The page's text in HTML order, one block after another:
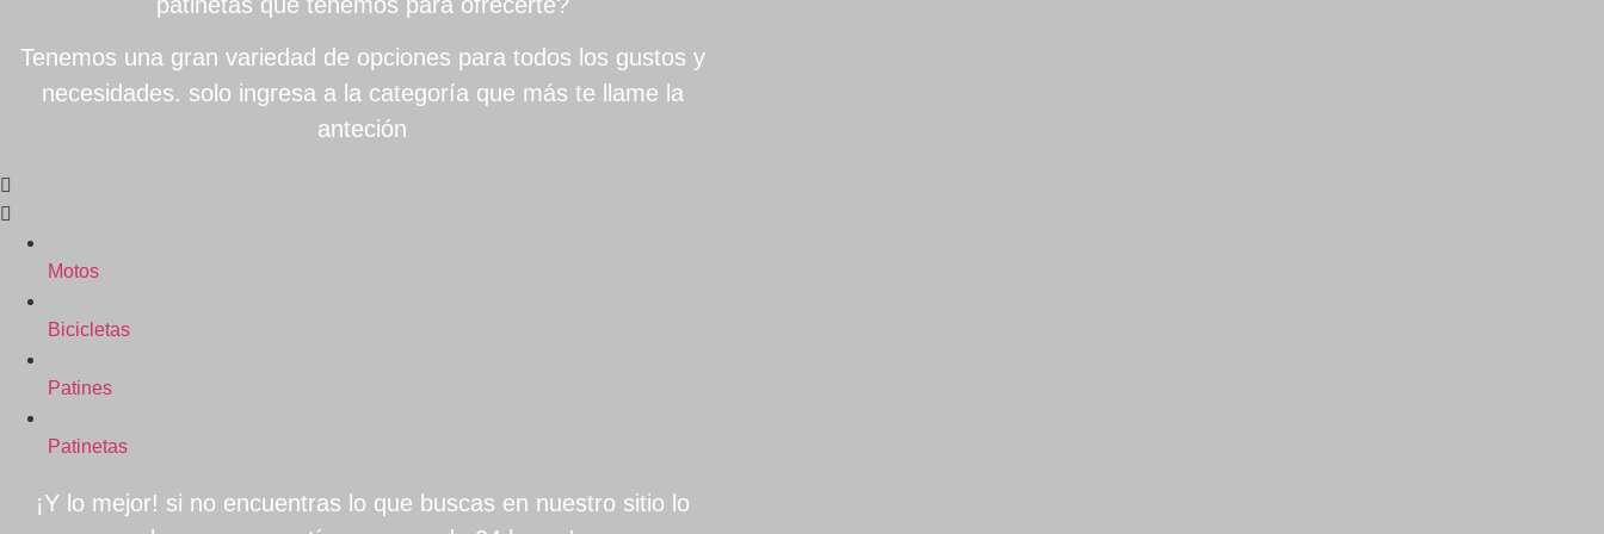
Tenemos una gran variedad de opciones para todos los gustos y
necesidades. solo ingresa a la categoría que más te llame la
anteción
Motos
Bicicletas
Patines
Patinetas
¡Y lo mejor! si no encuentras lo que buscas en nuestro sitio lo